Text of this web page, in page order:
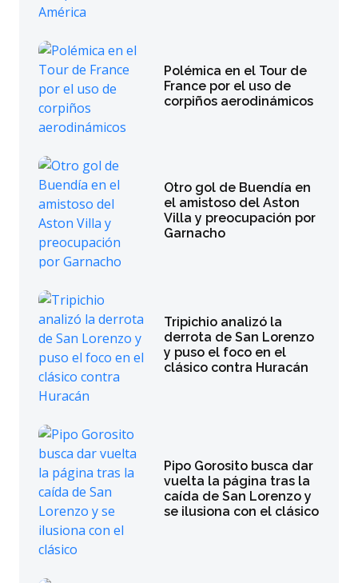
Polémica en el Tour de
France por el uso de
corpiños aerodinámicos
Otro gol de Buendía en
el amistoso del Aston
Villa y preocupación por
Garnacho
Tripichio analizó la
derrota de San Lorenzo
y puso el foco en el
clásico contra Huracán
Pipo Gorosito busca dar
vuelta la página tras la
caída de San Lorenzo y
se ilusiona con el clásico